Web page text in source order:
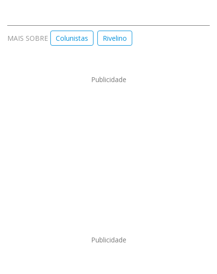
MAIS SOBRE Colunistas Rivelino
Publicidade
Publicidade